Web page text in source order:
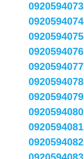
0920594073
0920594074
0920594075
0920594076
0920594077
0920594078
0920594079
0920594080
0920594081
0920594082